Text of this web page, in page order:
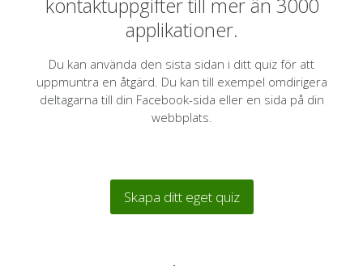
kontaktuppgifter till mer än 3000
applikationer.
Du kan använda den sista sidan i ditt quiz för att
uppmuntra en åtgärd. Du kan till exempel omdirigera
deltagarna till din Facebook-sida eller en sida på din
webbplats.
Skapa ditt eget quiz